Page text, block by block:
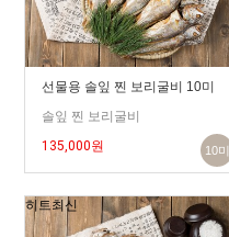
선물용 솔잎 찐 보리굴비 10미
솔잎 찐 보리굴비
135,000원
10미
히트최신